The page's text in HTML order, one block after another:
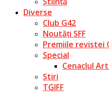
Diverse
Club G42
Noutăți SFF
Premiile revistei
Special
Cenaclul
Știri
TGIFF